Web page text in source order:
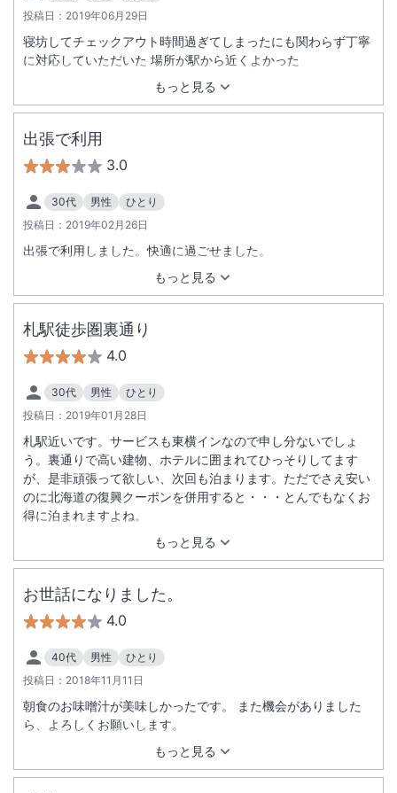
投稿日： 2019年06月29日
もっと見る
寝坊してチェックアウト時間過ぎてしまったにも関わらず丁寧
に対応していただいた 場所が駅から近くよかった
出張で利用
3.0
30代 男性
ひとり
投稿日： 2019年02月26日
もっと見る
出張で利用しました。快適に過ごせました。
札駅徒歩圏裏通り
4.0
30代 男性
ひとり
投稿日： 2019年01月28日
もっと見る
札駅近いです。サービスも東横インなので申し分ないでしょ
う。裏通りで高い建物、ホテルに囲まれてひっそりしてます
が、是非頑張って欲しい、次回も泊まります。ただでさえ安い
のに北海道の復興クーポンを併用すると・・・とんでもなくお
得に泊まれますよね。
お世話になりました。
4.0
40代 男性
ひとり
投稿日： 2018年11月11日
もっと見る
朝食のお味噌汁が美味しかったです。 また機会がありました
ら、よろしくお願いします。